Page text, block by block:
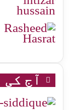
آج کی